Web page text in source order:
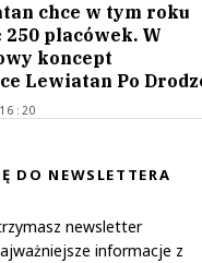
chce w tym roku
placówek. W
koncept
Lewiatan Po
DO NEWSLETTERA
newsletter
informacje z